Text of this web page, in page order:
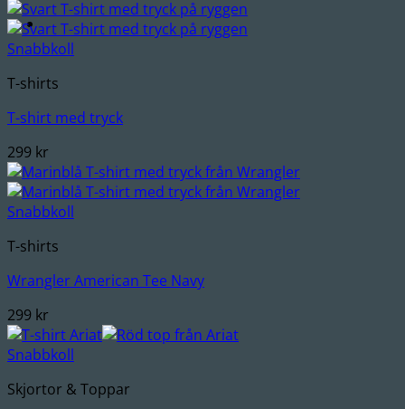
Snabbkoll
T-shirts
T-shirt med tryck
299 kr
Snabbkoll
T-shirts
Wrangler American Tee Navy
299 kr
Snabbkoll
Skjortor & Toppar